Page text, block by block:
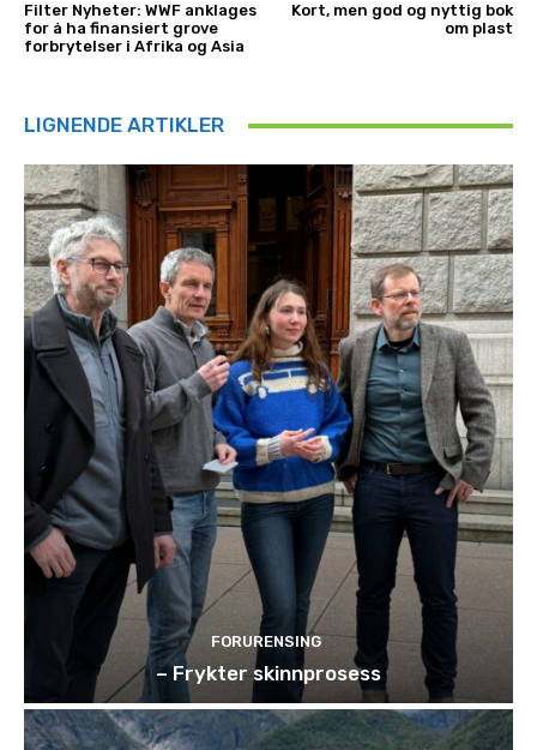
Filter Nyheter: WWF anklages
for å ha finansiert grove
forbrytelser i Afrika og Asia
Kort, men god og nyttig bok
om plast
LIGNENDE ARTIKLER
FORURENSING
– Frykter skinnprosess